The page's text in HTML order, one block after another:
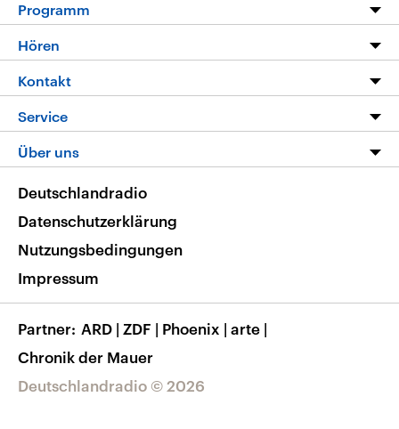
Programm
Programm
Die Nachrichten
Nachrichtenleicht
Neue Beiträge auf dlf.de
Hören
Livestream
Podcasts
Deutschlandfunk App
Nachrichten App
Frequenzen
Kontakt
Hörerservice
Service
FAQ
Veranstaltungen
Musikliste
RSS
Über uns
Barrierefreiheit
Deutschlandradio © 2026
Deutschlandradio
Datenschutzerklärung
Nutzungsbedingungen
Impressum
Partner ARD | ZDF | Phoenix | arte |
Chronik der Mauer